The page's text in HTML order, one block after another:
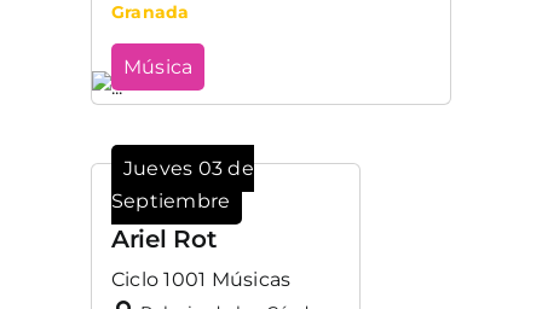
Granada
Música
Jueves 03 de
Septiembre
Ariel Rot
Ciclo 1001 Músicas